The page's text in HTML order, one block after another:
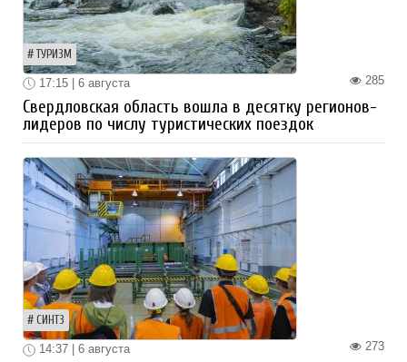
ТУРИЗМ
285
17:15 | 6 августа
Свердловская область вошла в десятку регионов-
лидеров по числу туристических поездок
СИНТЗ
273
14:37 | 6 августа